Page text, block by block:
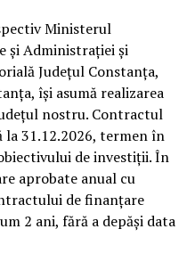
Ministerul
și Administrației și
Județul Constanța,
își asumă realizarea
nostru. Contractul
la 31.12.2026, termen în
de investiții. În
aprobate anual cu
de finanțare
2 ani, fără a depăși data